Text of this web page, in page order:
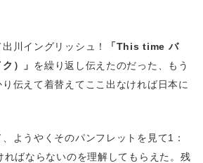
川イングリッシュ！
「This time バ
）」 を繰り返し伝えたのだった、もう
伝えて着替えてここ出なければ日本に
ようやくそのパンフレットを見て1：
ればならないのを理解してもらえた。残